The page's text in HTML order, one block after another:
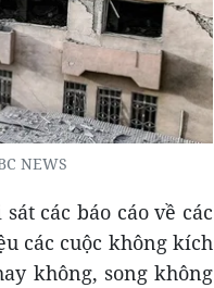
NEWS
các báo cáo về các
các cuộc không kích
không, song không